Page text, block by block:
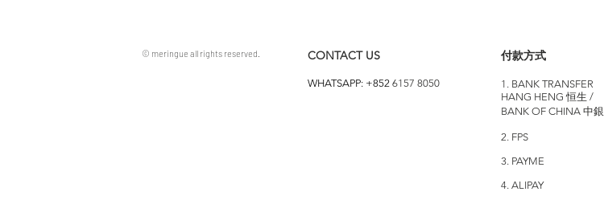
© meringue all rights reserved. CONTACT US
WHATSAPP: +852 6157 8050
付款方式
1. BANK TRANSFER
HANG HENG 恒生 /
BANK OF CHINA 中銀
2. FPS
3. PAYME
4. ALIPAY